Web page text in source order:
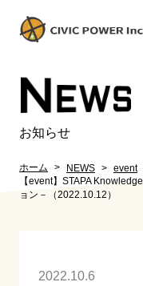
NEWS
お知らせ
ホーム NEWS
event
【event】STAPA
ョン－（2022.10.12）
2022.10.6